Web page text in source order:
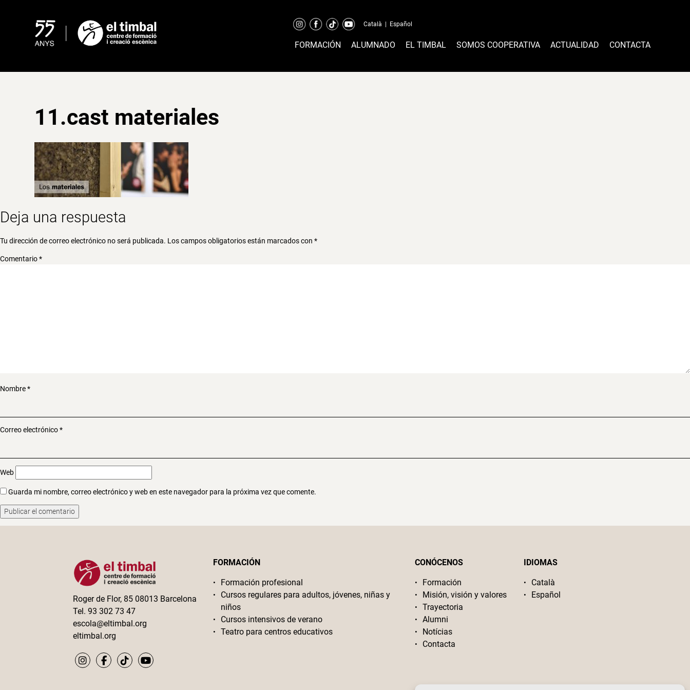
Català Español
FORMACIÓN ALUMNADO EL TIMBAL SOMOS COOPERATIVA ACTUALIDAD CONTACTA
11.cast materiales
Deja una respuesta
Tu dirección de correo electrónico no será publicada. Los campos obligatorios están marcados con *
Comentario*
Nombre*
Correo electrónico*
Web
Guarda mi nombre, correo electrónico y web en este navegador para la próxima vez que comente.
Roger de Flor, 85 08013 Barcelona
Tel. 93 302 73 47
escola@eltimbal.org
eltimbal.org
FORMACIÓN
Formación profesional
Cursos regulares para adultos, jóvenes, niñas y
niños
Cursos intensivos de verano
Teatro para centros educativos
CONÓCENOS
Formación
Misión, visión y valores
Trayectoria
Alumni
Notícias
Contacta
IDIOMAS
Català
Español